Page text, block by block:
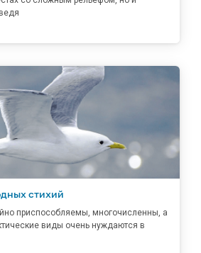
стихий
приспособляемы, многочисленны, а
виды очень нуждаются в